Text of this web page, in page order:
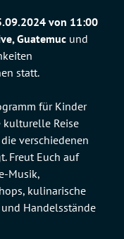
von 11:00
Guatemuc und
statt.
für Kinder
kulturelle Reise
verschiedenen
Freut Euch auf
Musik,
kulinarische
Handelsstände